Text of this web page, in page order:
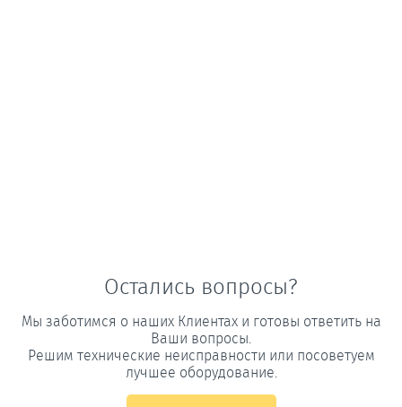
Остались вопросы?
Мы заботимся о наших Клиентах и готовы ответить на
Ваши вопросы.
Решим технические неисправности или посоветуем
лучшее оборудование.